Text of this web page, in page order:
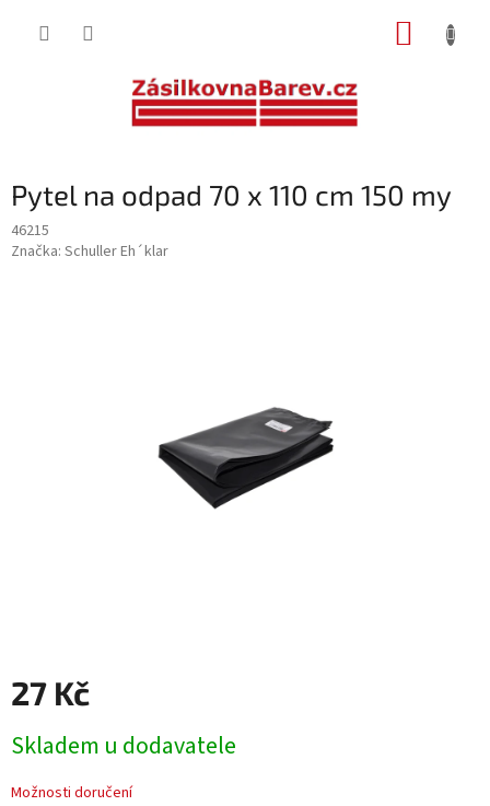
Pytel na odpad 70 x 110 cm 150 my
46215
Značka: Schuller Eh´klar
27 Kč
cena:
Skladem u dodavatele
Možnosti doručení